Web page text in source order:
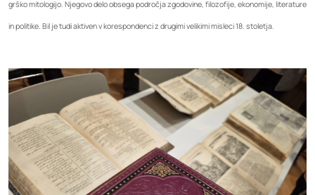
grško mitologijo. Njegovo delo obsega področja zgodovine, filozofije, ekonomije, literature
in politike. Bil je tudi aktiven v korespondenci z drugimi velikimi misleci 18. stoletja.